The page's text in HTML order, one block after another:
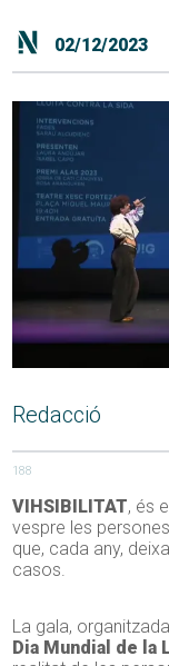
02/12/2023
Redacció
188
VIHSIBILITAT, és
vespre les
que, cada any,
casos.
La gala,
Dia Mundial de la